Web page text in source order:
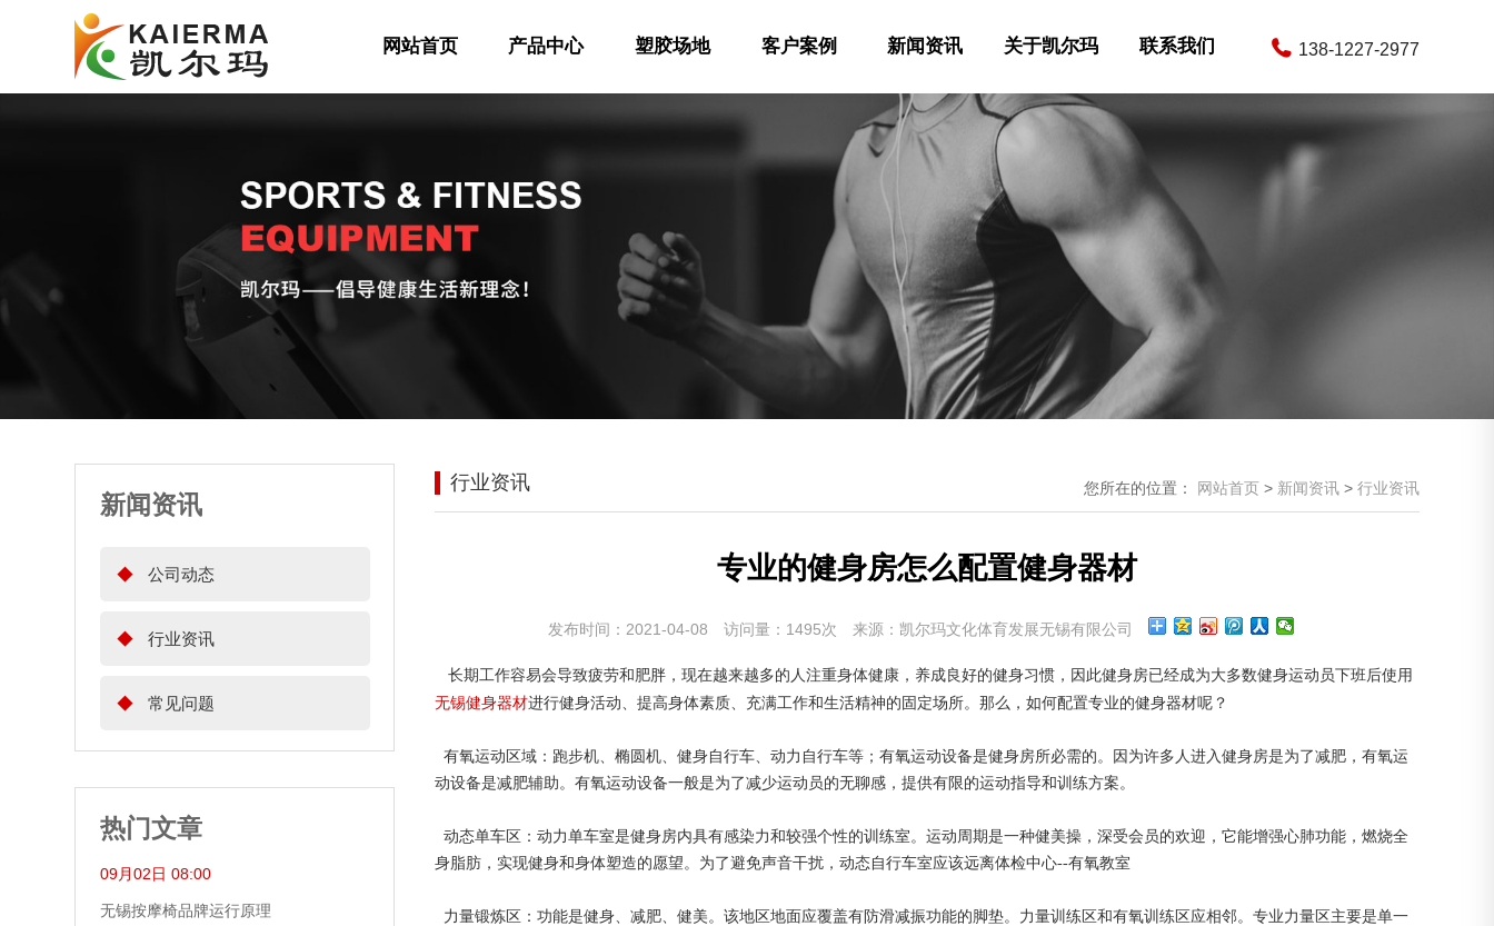
138-1227-2977
网站首页 产品中心 塑胶场地 客户案例 新闻资讯 关于凯尔玛 联系我们
新闻资讯
◆ 公司动态
◆ 行业资讯
◆ 常见问题
热门文章
09月02日 08:00
无锡按摩椅品牌运行原理
您所在的位置： 网站首页 > 新闻资讯 > 行业资讯
行业资讯
专业的健身房怎么配置健身器材
发布时间：2021-04-08 访问量：1495次 来源：凯尔玛文化体育发展无锡有限公司
长期工作容易会导致疲劳和肥胖，现在越来越多的人注重身体健康，养成良好的健身习惯，因此健身房已经成为大多数健身运动员下班后使用
无锡健身器材进行健身活动、提高身体素质、充满工作和生活精神的固定场所。那么，如何配置专业的健身器材呢？
有氧运动区域：跑步机、椭圆机、健身自行车、动力自行车等；有氧运动设备是健身房所必需的。因为许多人进入健身房是为了减肥，有氧运
动设备是减肥辅助。有氧运动设备一般是为了减少运动员的无聊感，提供有限的运动指导和训练方案。
动态单车区：动力单车室是健身房内具有感染力和较强个性的训练室。运动周期是一种健美操，深受会员的欢迎，它能增强心肺功能，燃烧全
身脂肪，实现健身和身体塑造的愿望。为了避免声音干扰，动态自行车室应该远离体检中心--有氧教室
力量锻炼区：功能是健身、减肥、健美。该地区地面应覆盖有防滑减振功能的脚垫。力量训练区和有氧训练区应相邻。专业力量区主要是单一